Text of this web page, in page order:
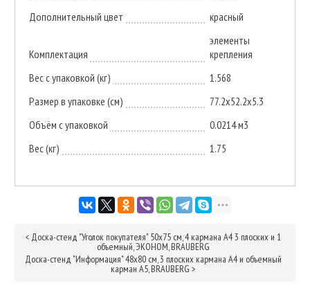
Дополнительный цвет
красный
Комплектация
элементы
крепления
Вес с упаковкой (кг)
1.568
Размер в упаковке (см)
77.2x52.2x5.3
Объём с упаковкой
0.0214 м3
Вес (кг)
1.75
< Доска-стенд "Уголок покупателя" 50х75 см, 4 кармана А4 3 плоских и 1
объемный, ЭКОНОМ, BRAUBERG
Доска-стенд "Информация" 48х80 см, 3 плоских кармана А4 и объемный
карман А5, BRAUBERG >